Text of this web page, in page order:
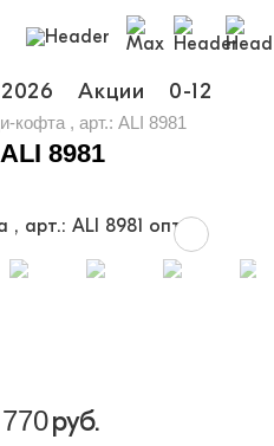
Акции 0-12
кофта , арт.: ALI 8981
8981
руб.